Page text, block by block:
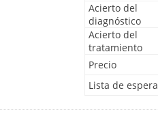
Acierto del
diagnóstico
Acierto del
tratamiento
Precio
Lista de espera